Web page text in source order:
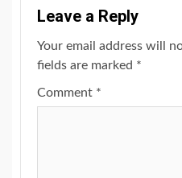
Leave a Reply
Your email address will
fields are marked *
Comment *